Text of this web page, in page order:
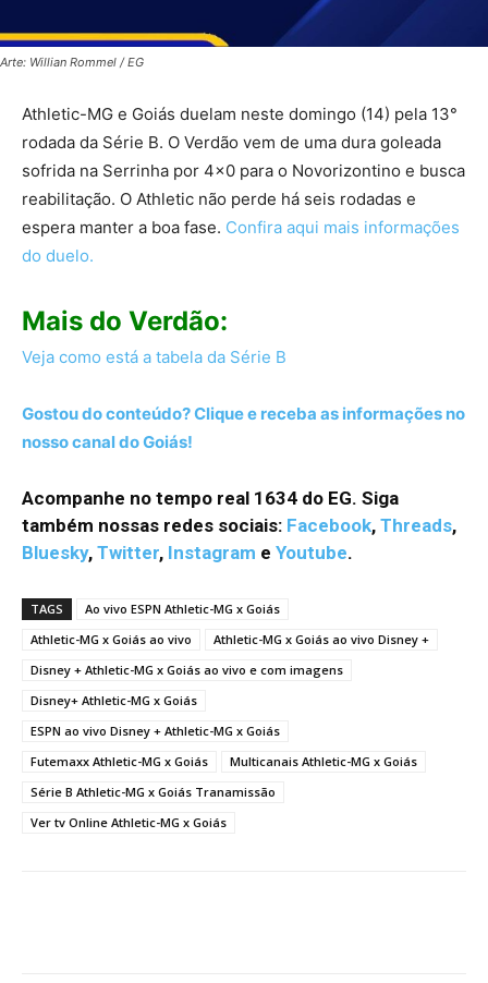
Arte: Willian Rommel / EG
Athletic-MG e Goiás duelam neste domingo (14) pela 13°
rodada da Série B. O Verdão vem de uma dura goleada
sofrida na Serrinha por 4×0 para o Novorizontino e busca
reabilitação. O Athletic não perde há seis rodadas e
espera manter a boa fase. Confira aqui mais informações
do duelo.
Mais do Verdão:
Veja como está a tabela da Série B
Gostou do conteúdo? Clique e receba as informações no
nosso canal do Goiás!
Acompanhe no tempo real 1634 do EG. Siga
também nossas redes sociais: Facebook, Threads,
Bluesky, Twitter, Instagram e Youtube.
TAGS
Ao vivo ESPN Athletic-MG x Goiás
Athletic-MG x Goiás ao vivo
Athletic-MG x Goiás ao vivo Disney +
Disney + Athletic-MG x Goiás ao vivo e com imagens
Disney+ Athletic-MG x Goiás
ESPN ao vivo Disney + Athletic-MG x Goiás
Futemaxx Athletic-MG x Goiás
Multicanais Athletic-MG x Goiás
Série B Athletic-MG x Goiás Tranamissão
Ver tv Online Athletic-MG x Goiás